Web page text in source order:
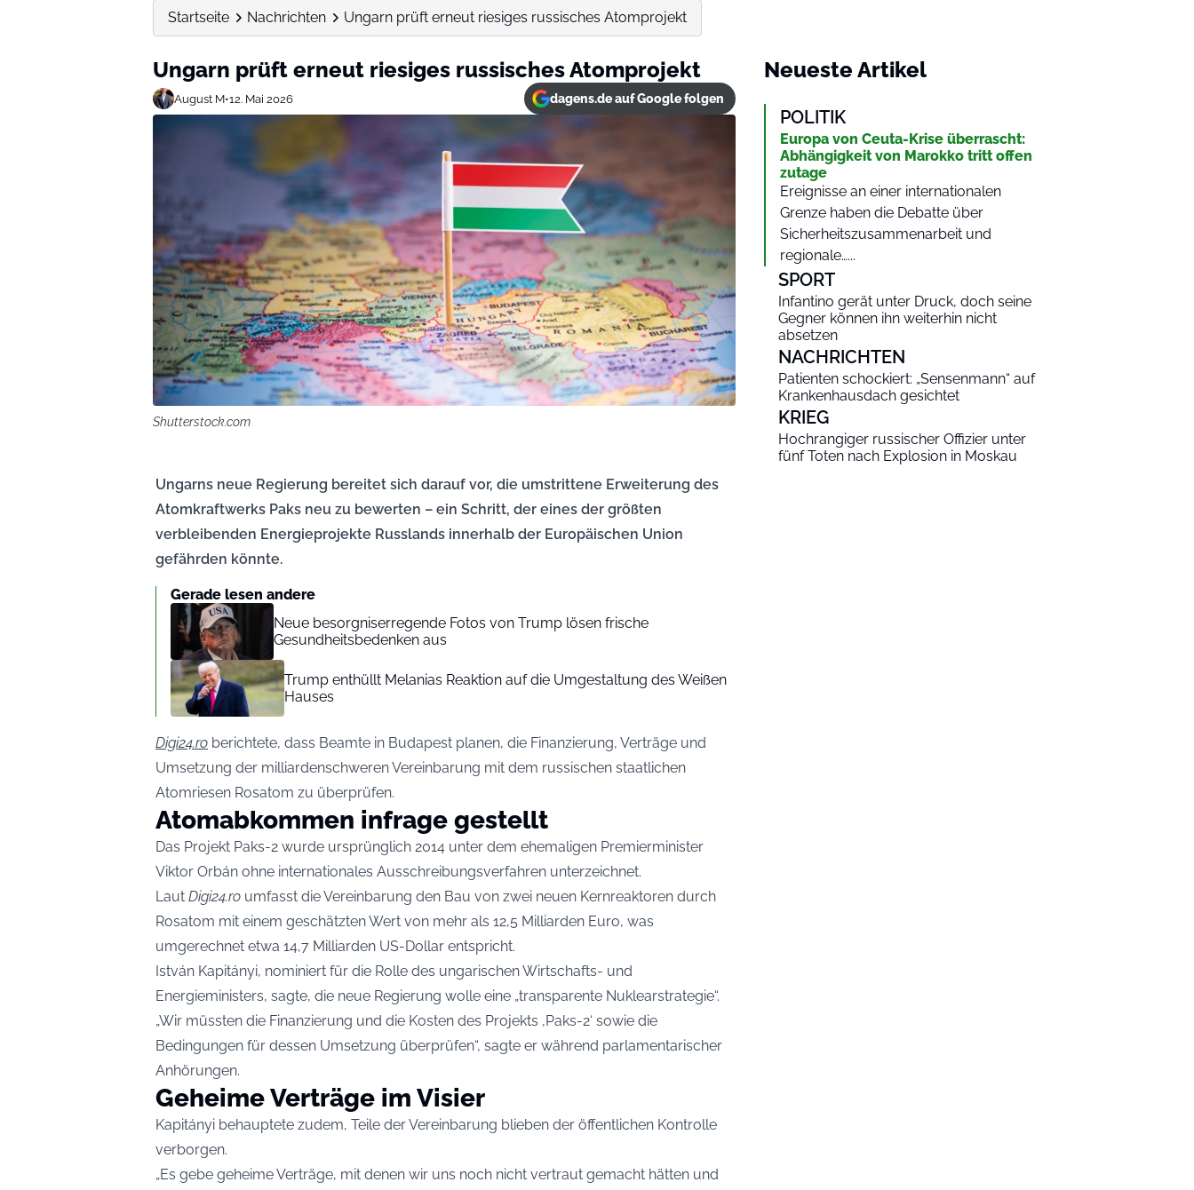
Startseite Nachrichten Ungarn prüft erneut riesiges russisches Atomprojekt
Ungarn prüft erneut riesiges russisches Atomprojekt
August M•12. Mai 2026 dagens.de auf Google folgen
Shutterstock.com
Ungarns neue Regierung bereitet sich darauf vor, die umstrittene Erweiterung des
Atomkraftwerks Paks neu zu bewerten – ein Schritt, der eines der größten
verbleibenden Energieprojekte Russlands innerhalb der Europäischen Union
gefährden könnte.
Gerade lesen andere
Neue besorgniserregende Fotos von Trump lösen frische
Gesundheitsbedenken aus
Trump enthüllt Melanias Reaktion auf die Umgestaltung des Weißen
Hauses
Digi24.ro berichtete, dass Beamte in Budapest planen, die Finanzierung, Verträge und
Umsetzung der milliardenschweren Vereinbarung mit dem russischen staatlichen
Atomriesen Rosatom zu überprüfen.
Atomabkommen infrage gestellt
Das Projekt Paks-2 wurde ursprünglich 2014 unter dem ehemaligen Premierminister
Viktor Orbán ohne internationales Ausschreibungsverfahren unterzeichnet.
Laut Digi24.ro umfasst die Vereinbarung den Bau von zwei neuen Kernreaktoren durch
Rosatom mit einem geschätzten Wert von mehr als 12,5 Milliarden Euro, was
umgerechnet etwa 14,7 Milliarden US-Dollar entspricht.
István Kapitányi, nominiert für die Rolle des ungarischen Wirtschafts- und
Energieministers, sagte, die neue Regierung wolle eine „transparente Nuklearstrategie“.
„Wir müssten die Finanzierung und die Kosten des Projekts ‚Paks-2‘ sowie die
Bedingungen für dessen Umsetzung überprüfen“, sagte er während parlamentarischer
Anhörungen.
Geheime Verträge im Visier
Kapitányi behauptete zudem, Teile der Vereinbarung blieben der öffentlichen Kontrolle
verborgen.
„Es gebe geheime Verträge, mit denen wir uns noch nicht vertraut gemacht hätten und
Neueste Artikel
POLITIK
Europa von Ceuta-Krise überrascht:
Abhängigkeit von Marokko tritt offen
zutage
Ereignisse an einer internationalen
Grenze haben die Debatte über
Sicherheitszusammenarbeit und
regionale…...
SPORT
Infantino gerät unter Druck, doch seine
Gegner können ihn weiterhin nicht
absetzen
NACHRICHTEN
Patienten schockiert: „Sensenmann“ auf
Krankenhausdach gesichtet
KRIEG
Hochrangiger russischer Offizier unter
fünf Toten nach Explosion in Moskau